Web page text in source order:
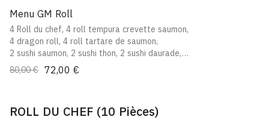
Menu GM Roll
4 Roll du chef, 4 roll tempura crevette saumon,
4 dragon roll, 4 roll tartare de saumon,
2 sushi saumon, 2 sushi thon, 2 sushi daurade,
10 assortiment sashimi,4 tempura crevette
80,00 € 72,00 €
ROLL DU CHEF (10 Pièces)